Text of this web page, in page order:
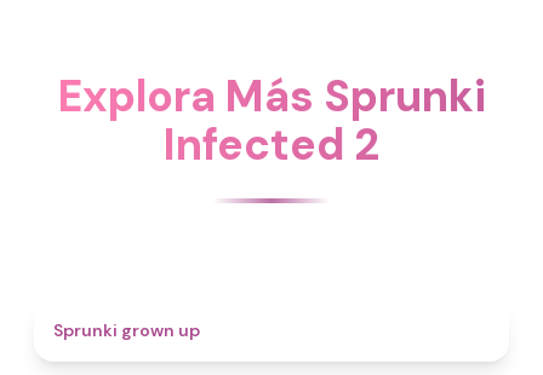
Explora Más Sprunki
Infected 2
Sprunki grown up